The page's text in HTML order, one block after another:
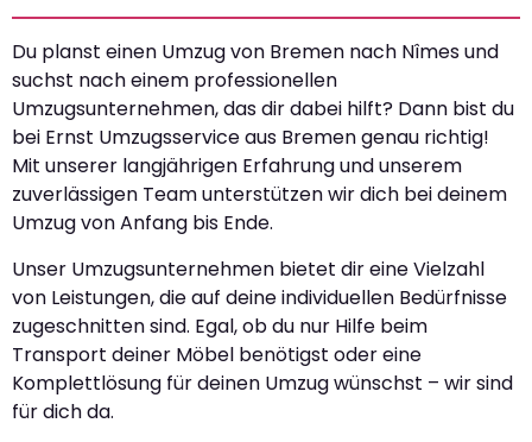
Du planst einen Umzug von Bremen nach Nîmes und
suchst nach einem professionellen
Umzugsunternehmen, das dir dabei hilft? Dann bist du
bei Ernst Umzugsservice aus Bremen genau richtig!
Mit unserer langjährigen Erfahrung und unserem
zuverlässigen Team unterstützen wir dich bei deinem
Umzug von Anfang bis Ende.
Unser Umzugsunternehmen bietet dir eine Vielzahl
von Leistungen, die auf deine individuellen Bedürfnisse
zugeschnitten sind. Egal, ob du nur Hilfe beim
Transport deiner Möbel benötigst oder eine
Komplettlösung für deinen Umzug wünschst – wir sind
für dich da.